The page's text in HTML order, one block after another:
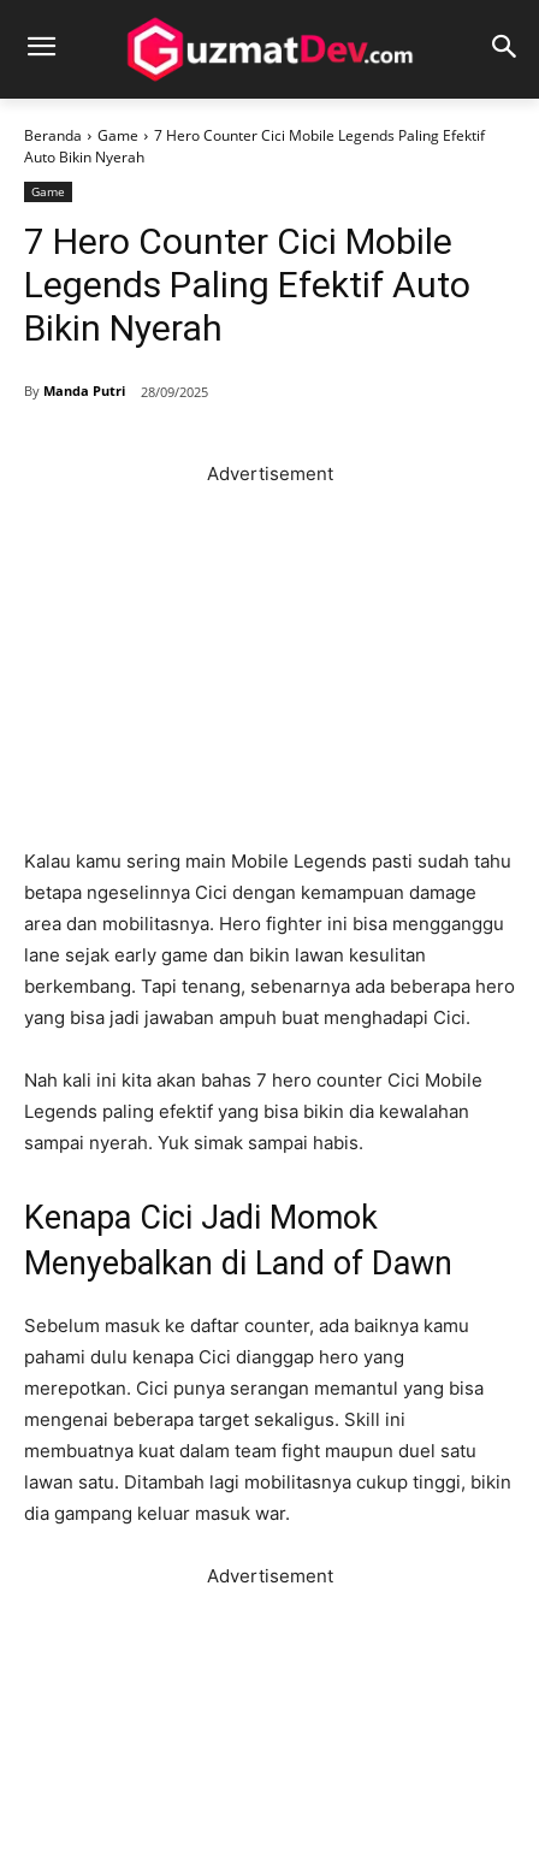
Beranda Game
7 Hero Counter Cici Mobile Legends Paling Efektif
Auto Bikin Nyerah
Game
7 Hero Counter Cici Mobile
Legends Paling Efektif Auto
Bikin Nyerah
By Manda Putri 28/09/2025
Advertisement
Kalau kamu sering main Mobile Legends pasti sudah tahu
betapa ngeselinnya Cici dengan kemampuan damage
area dan mobilitasnya. Hero fighter ini bisa mengganggu
lane sejak early game dan bikin lawan kesulitan
berkembang. Tapi tenang, sebenarnya ada beberapa hero
yang bisa jadi jawaban ampuh buat menghadapi Cici.
Nah kali ini kita akan bahas 7 hero counter Cici Mobile
Legends paling efektif yang bisa bikin dia kewalahan
sampai nyerah. Yuk simak sampai habis.
Kenapa Cici Jadi Momok
Menyebalkan di Land of Dawn
Sebelum masuk ke daftar counter, ada baiknya kamu
pahami dulu kenapa Cici dianggap hero yang
merepotkan. Cici punya serangan memantul yang bisa
mengenai beberapa target sekaligus. Skill ini
membuatnya kuat dalam team fight maupun duel satu
lawan satu. Ditambah lagi mobilitasnya cukup tinggi, bikin
dia gampang keluar masuk war.
Advertisement